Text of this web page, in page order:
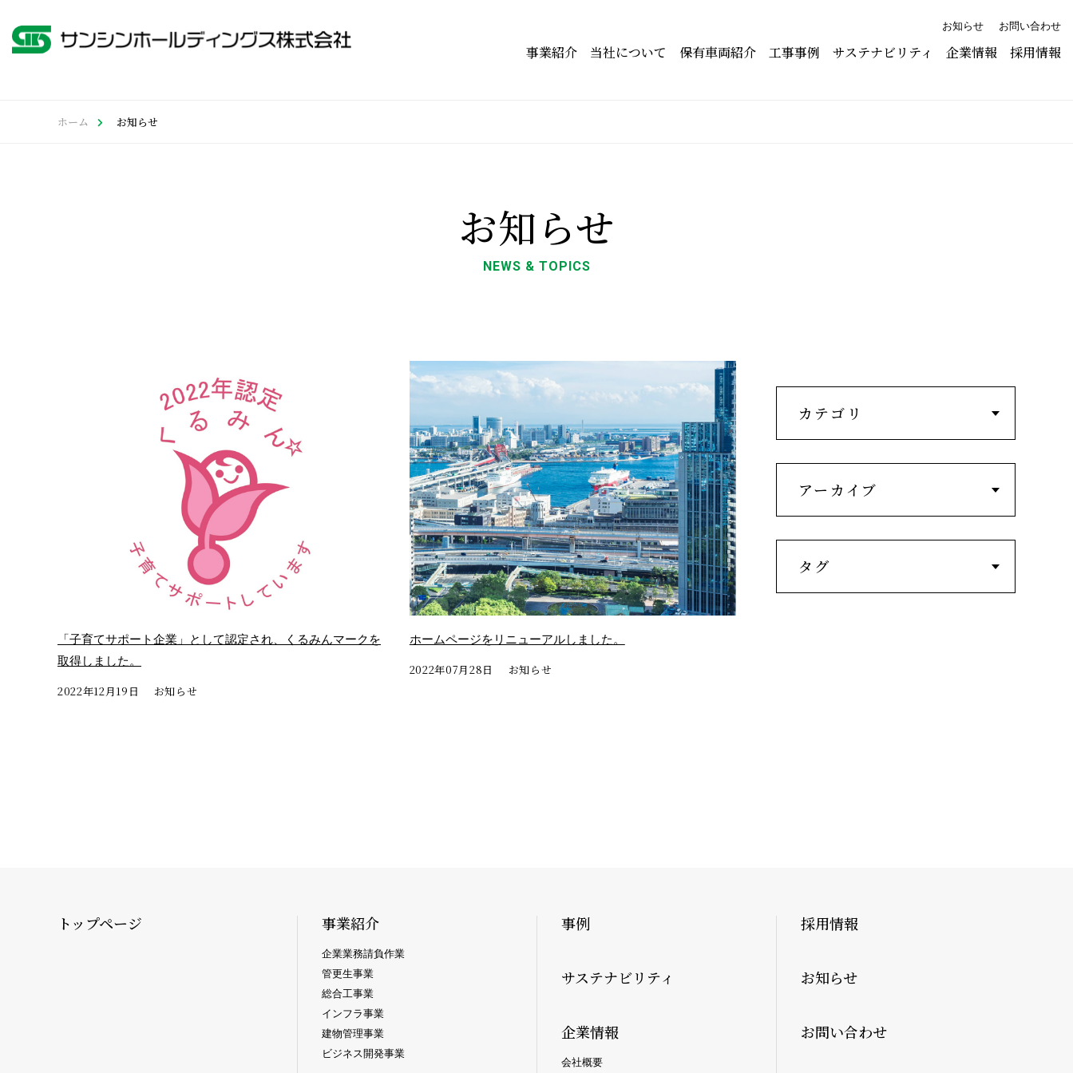
事業紹介 当社について 保有車両紹介 工事事例 サステナビリティ 企業情報 採用情報
お知らせ お問い合わせ
ホーム お知らせ
お知らせ
NEWS & TOPICS
「子育てサポート企業」として認定され、くるみんマークを
取得しました。
2022年12月19日 お知らせ
ホームページをリニューアルしました。
2022年07月28日 お知らせ
カテゴリ
アーカイブ
タグ
トップページ 事業紹介
企業業務請負作業
管更生事業
総合工事業
インフラ事業
建物管理事業
ビジネス開発事業
事例
サステナビリティ
企業情報
会社概要
採用情報
お知らせ
お問い合わせ